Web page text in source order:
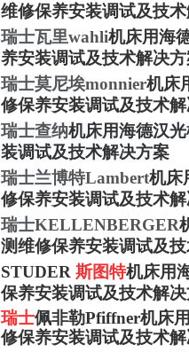
维修保养安装调试及技
瑞士瓦里wahli机床用海
养安装调试及技术解决
瑞士莫尼埃monnier机床
修保养安装调试及技术
瑞士查纳机床用海德汉
装调试及技术解决方案
瑞士兰博特Lambert机床
修保养安装调试及技术
瑞士KELLENBERGER
测维修保养安装调试及
STUDER 斯图特机床用
保养安装调试及技术解
瑞士佩非勒Pfiffner机床
修保养安装调试及技术